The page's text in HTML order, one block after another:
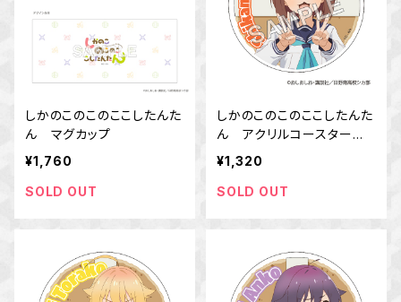
しかのこのこのここしたんた
ん マグカップ
¥1,760
SOLD OUT
しかのこのこのここしたんた
ん アクリルコースター
鹿乃子 のこ
¥1,320
SOLD OUT